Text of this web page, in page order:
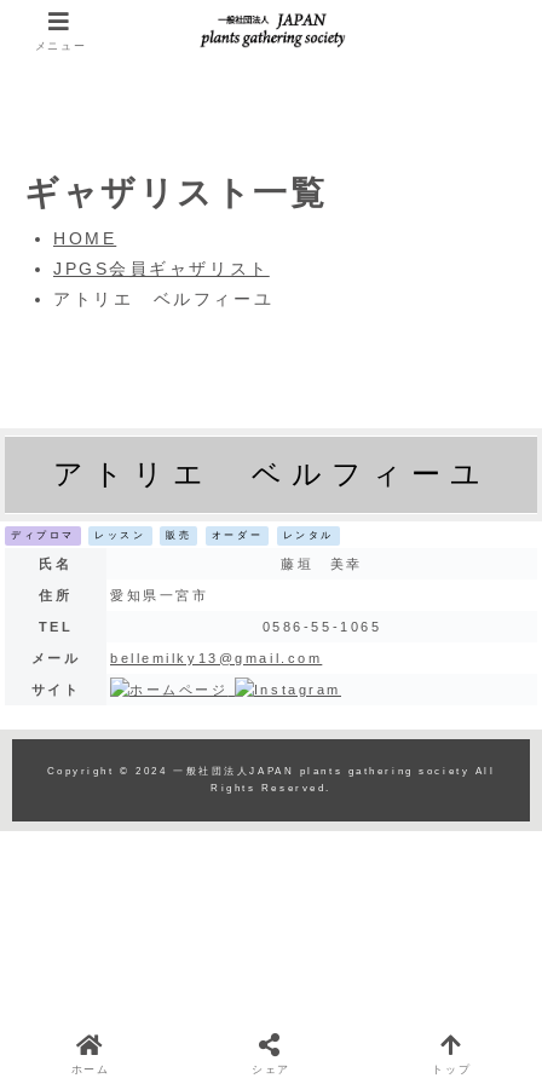
ギャザリスト一覧
HOME
JPGS会員ギャザリスト
アトリエ ベルフィーユ
アトリエ ベルフィーユ
ディプロマ レッスン 販売 オーダー レンタル
氏名 藤垣 美幸
住所 愛知県一宮市
TEL 0586-55-1065
メール bellemilky13@gmail.com
サイト
Copyright © 2024 一般社団法人JAPAN plants gathering society All
Rights Reserved.
メニュー
ホーム シェア トップ